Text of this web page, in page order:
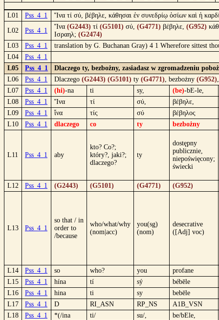
L01 Pss_4_1 Ἵνα τί σύ, βέβηλε, κάθησαι ἐν συνεδρίῳ ὁσίων καὶ ἡ
L02 Pss_4_1
Ἵνα (G2443) τί (G5101) σύ, (G4771) βέβηλε, (G952)
Ισραηλ; (G2474)
L03
Pss_4_1
translation by G. Buchanan Gray) 4 1 Wherefore sittest
L04
Pss_4_1
L05
Pss_4_1
Dlaczego ty, bezbożny, zasiadasz w zgromadzeniu
L06
Pss_4_1 Dlaczego (G2443) (G5101) ty (G4771), bezbożny (G952)
L07
Pss_4_1 (hi)-na ti sy, (be)-bE-le,
L08
Pss_4_1 Ἵνα τί σύ,
βέβηλε,
L09
Pss_4_1 ἵνα τίς σύ
βέβηλος
L10
Pss_4_1 dlaczego co ty bezbożny
L11 Pss_4_1 aby
kto? Co?;
który?, jaki?;
dlaczego?
ty
dostępny
publicznie,
niepoświęcony;
świecki
L12 Pss_4_1 (G2443) (G5101) (G4771) (G952)
L13 Pss_4_1
so that / in
order to
/because
who/what/why
(nom|acc)
you(sg)
(nom)
desecrative
([Adj] voc)
L14 Pss_4_1 so who? you
profane
L15
Pss_4_1 hína tí sý
bébēle
L16
Pss_4_1 hina ti sy
bebēle
L17
Pss_4_1 D RI_ASN RP_NS
A1B_VSN
L18
Pss_4_1 *(/ina ti/ su/,
be/bEle,